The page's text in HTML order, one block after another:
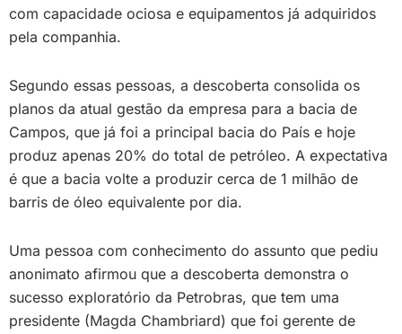
com capacidade ociosa e equipamentos já adquiridos
pela companhia.
Segundo essas pessoas, a descoberta consolida os
planos da atual gestão da empresa para a bacia de
Campos, que já foi a principal bacia do País e hoje
produz apenas 20% do total de petróleo. A expectativa
é que a bacia volte a produzir cerca de 1 milhão de
barris de óleo equivalente por dia.
Uma pessoa com conhecimento do assunto que pediu
anonimato afirmou que a descoberta demonstra o
sucesso exploratório da Petrobras, que tem uma
presidente (Magda Chambriard) que foi gerente de